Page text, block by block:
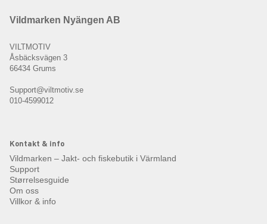
Vildmarken Nyängen AB
VILTMOTIV
Åsbäcksvägen 3
66434 Grums
Support@viltmotiv.se
010-4599012
Kontakt & info
Vildmarken – Jakt- och fiskebutik i Värmland
Support
Størrelsesguide
Om oss
Villkor & info